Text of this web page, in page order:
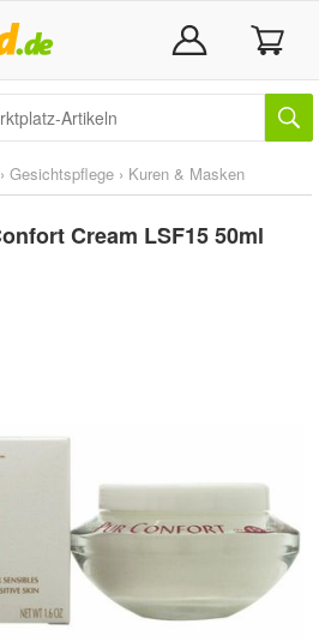
› Gesichtspflege › Kuren & Masken
Cream LSF15 50ml